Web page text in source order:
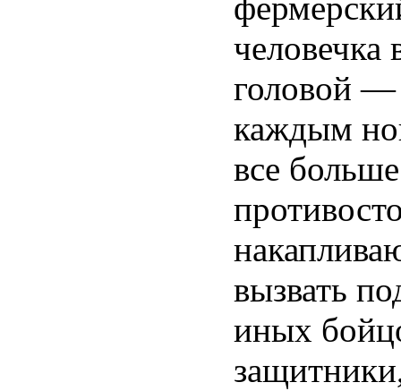
головой —
каждым
все
вызвать
иных